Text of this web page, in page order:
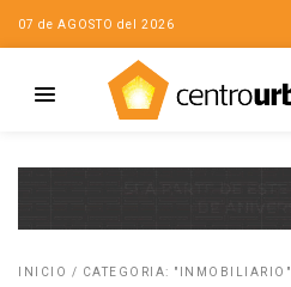
07 de AGOSTO del 2026
INICIO / CATEGORIA: "INMOBILIARIO"